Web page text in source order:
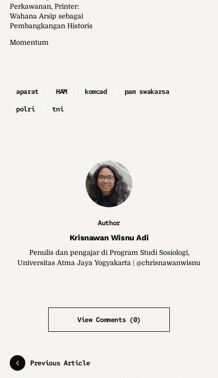
Perkawanan, Printer:
Wahana Arsip sebagai
Pembangkangan Historis
Momentum
aparat HAM komcad
pam swakarsa
polri
tni
Author
Krisnawan Wisnu Adi
Penulis dan pengajar di Program Studi Sosiologi,
Universitas Atma Jaya Yogyakarta | @chrisnawanwisnu
View Comments (0)
Previous Article